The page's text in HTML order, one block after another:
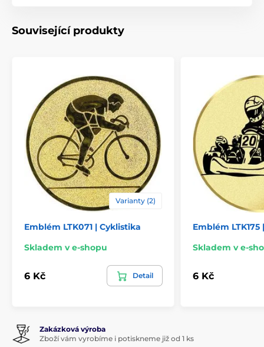
Související produkty
Varianty (2)
Emblém LTK071 | Cyklistika
Skladem v e-shopu
6 Kč Detail
Emblém
Skladem v e-
6 Kč
Zakázková výroba
Zboží vám vyrobíme i potiskneme již od 1 ks